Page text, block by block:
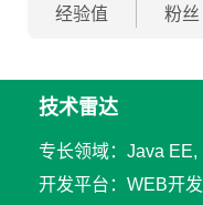
经验值 粉丝
技术雷达
专长领域：Java
开发平台：WEB开